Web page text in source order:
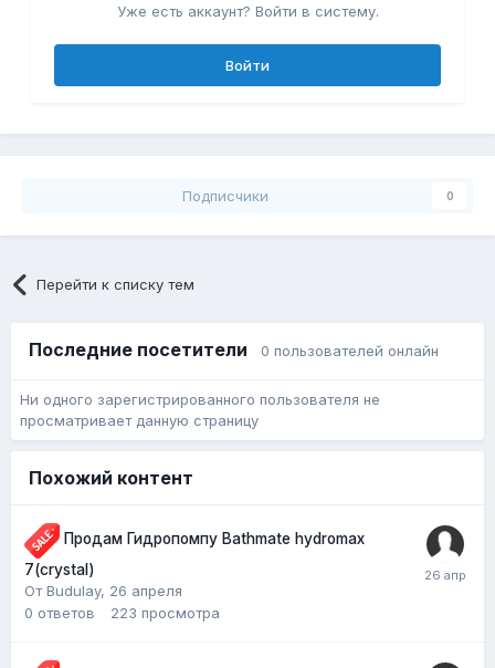
Уже есть аккаунт? Войти в систему.
Войти
Подписчики 0
Перейти к списку тем
Последние посетители 0 пользователей онлайн
Ни одного зарегистрированного пользователя не
просматривает данную страницу
Похожий контент
Продам Гидропомпу Bathmate hydromax
7(crystal)
От Budulay, 26 апреля
0 ответов 223 просмотра